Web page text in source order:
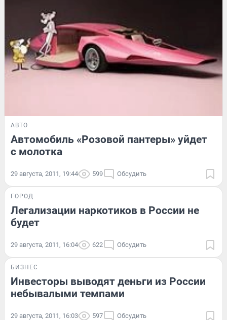
АВТО
Автомобиль «Розовой пантеры» уйдет
с молотка
29 августа, 2011, 19:44 599 Обсудить
ГОРОД
Легализации наркотиков в России не
будет
29 августа, 2011, 16:04 622 Обсудить
БИЗНЕС
Инвесторы выводят деньги из России
небывалыми темпами
29 августа, 2011, 16:03 597 Обсудить